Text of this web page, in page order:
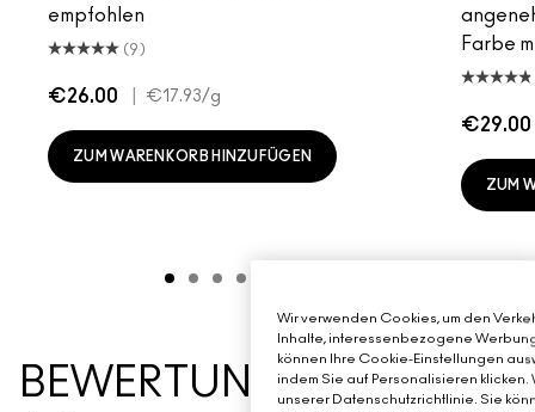
empfohlen
(9)
€26.00 €17.93/g
ZUM WARENKORB HINZUFÜGEN
Farbe
€29.00
ZUM
Wir verwenden Cookies, um den
Inhalte, interessenbezogene
können Ihre Cookie-Einstellungen
indem Sie auf Personalisieren
unserer Datenschutzrichtlinie. Sie